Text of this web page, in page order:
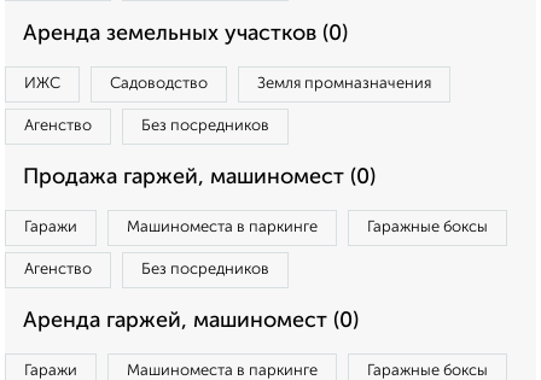
Аренда земельных участков (0)
ИЖС Садоводство Земля промназначения
Агенство Без посредников
Продажа гаржей, машиномест (0)
Гаражи Машиноместа в паркинге Гаражные боксы
Агенство Без посредников
Аренда гаржей, машиномест (0)
Гаражи Машиноместа в паркинге Гаражные боксы